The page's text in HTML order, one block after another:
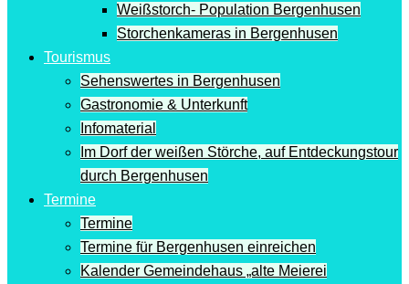
Weißstorch- Population Bergenhusen
Storchenkameras in Bergenhusen
Tourismus
Sehenswertes in Bergenhusen
Gastronomie & Unterkunft
Infomaterial
Im Dorf der weißen Störche, auf Entdeckungstour
durch Bergenhusen
Termine
Termine
Termine für Bergenhusen einreichen
Kalender Gemeindehaus „alte Meierei